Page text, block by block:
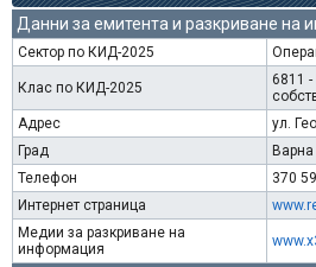
Данни за емитента и разкриване на
Сектор по КИД-2025
Клас по КИД-2025
6811
Адрес
ул.
Град
Варна
Телефон
370
Интернет страница
Медии за разкриване на
информация